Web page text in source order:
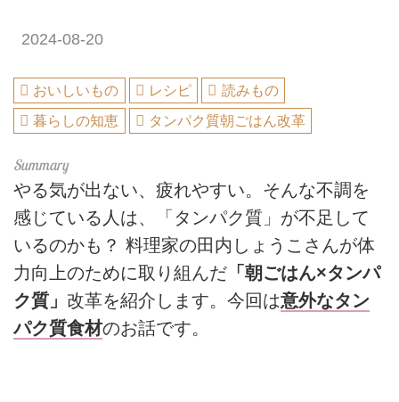
2024-08-20
おいしいもの レシピ
読みもの
暮らしの知恵
タンパク質朝ごはん改革
やる気が出ない、疲れやすい。そんな不調を
感じている人は、「タンパク質」が不足して
いるのかも？ 料理家の田内しょうこさんが体
力向上のために取り組んだ 「朝ごはん×タンパ
ク質」 改革を紹介します。今回は意外なタン
パク質食材のお話です。